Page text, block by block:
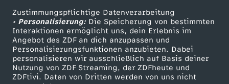
Zustimmungspflichtige Datenverarbeitung
• Personalisierung:Die Speicherung von bestimmten
Interaktionen ermöglicht uns, dein Erlebnis im
Angebot des ZDF an dich anzupassen und
Personalisierungsfunktionen anzubieten. Dabei
personalisieren wir ausschließlich auf Basis deiner
Nutzung von ZDF Streaming, der ZDFheute und
ZDFtivi. Daten von Dritten werden von uns nicht
Livestreams
Sendungen A-Z
TV-Programm
Zuschauerservice
Hilfe